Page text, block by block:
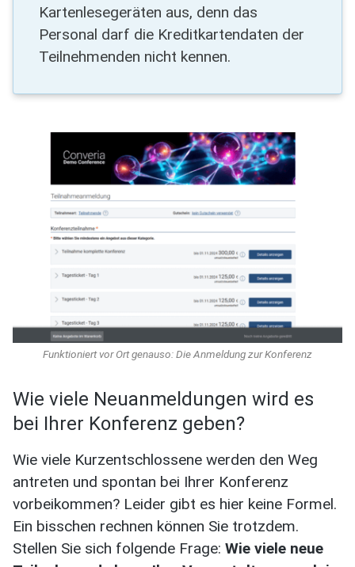
Kartenlesegeräten aus, denn das
Personal darf die Kreditkartendaten der
Teilnehmenden nicht kennen.
Funktioniert vor Ort genauso: Die Anmeldung zur Konferenz
Wie viele Neuanmeldungen wird es
bei Ihrer Konferenz geben?
Wie viele Kurzentschlossene werden den Weg
antreten und spontan bei Ihrer Konferenz
vorbeikommen? Leider gibt es hier keine Formel.
Ein bisschen rechnen können Sie trotzdem.
Stellen Sie sich folgende Frage: Wie viele neue